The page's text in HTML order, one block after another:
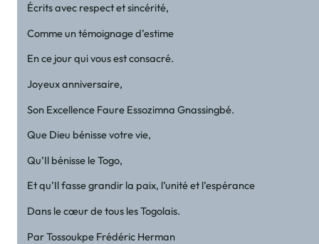
Écrits avec respect et sincérité,
Comme un témoignage d’estime
En ce jour qui vous est consacré.
Joyeux anniversaire,
Son Excellence Faure Essozimna Gnassingbé.
Que Dieu bénisse votre vie,
Qu’Il bénisse le Togo,
Et qu’Il fasse grandir la paix, l’unité et l’espérance
Dans le cœur de tous les Togolais.
Par Tossoukpe Frédéric Herman